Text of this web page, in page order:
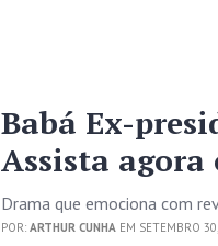
Babá Ex-
Assista
Drama que emociona com
POR:ARTHUR CUNHA EM SETEMBRO